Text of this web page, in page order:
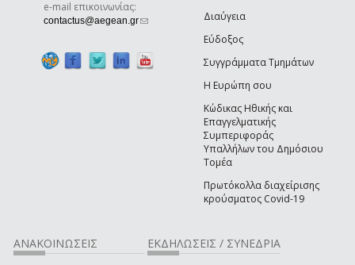
e-mail επικοινωνίας:
contactus@aegean.gr(link sends e-mail)Διαύγεια
Εύδοξος
Συγγράμματα Τμημάτων
Η Ευρώπη σου
Κώδικας Ηθικής και
Επαγγελματικής
Συμπεριφοράς
Υπαλλήλων του Δημόσιου
Τομέα
Πρωτόκολλα διαχείρισης
κρούσματος Covid-19
ΑΝΑΚΟΙΝΩΣΕΙΣ ΕΚΔΗΛΩΣΕΙΣ / ΣΥΝΕΔΡΙΑ